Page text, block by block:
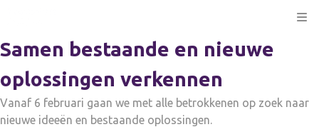
Samen bestaande en nieuwe
oplossingen verkennen
Vanaf 6 februari gaan we met alle betrokkenen op zoek naar
nieuwe ideeën en bestaande oplossingen.